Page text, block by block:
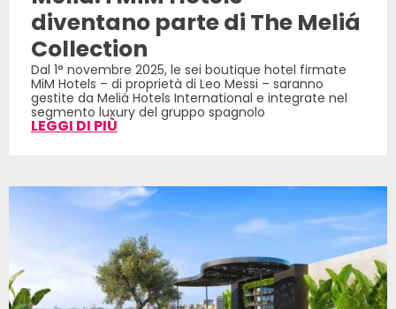
diventano parte di The Meliá
Collection
Dal 1° novembre 2025, le sei boutique hotel firmate
MiM Hotels – di proprietà di Leo Messi – saranno
gestite da Meliá Hotels International e integrate nel
segmento luxury del gruppo spagnolo
LEGGI DI PIÙ